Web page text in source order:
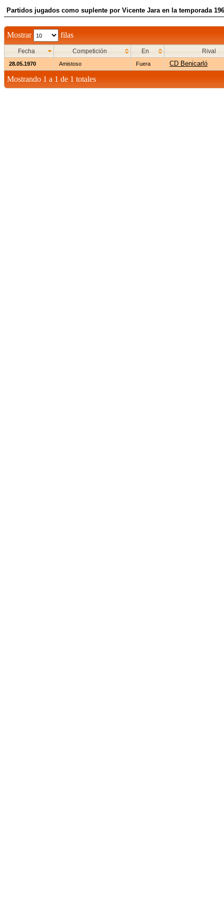
Partidos jugados como suplente por Vicente Jara en la temporada
Mostrar filas
Fecha Competición En Rival
28.05.1970 Amistoso Fuera CD Benicarló
Mostrando 1 a 1 de 1 totales